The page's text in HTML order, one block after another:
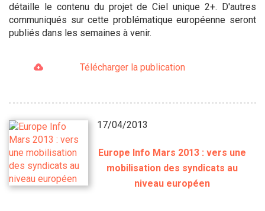
détaille le contenu du projet de Ciel unique 2+. D'autres
communiqués sur cette problématique européenne seront
publiés dans les semaines à venir.
Télécharger la publication
17/04/2013
Europe Info Mars 2013 : vers une
mobilisation des syndicats au
niveau européen